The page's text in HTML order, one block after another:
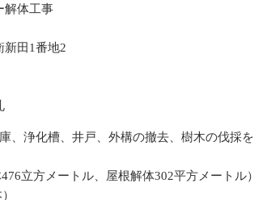
体工事
田1番地2
、浄化槽、井戸、外構の撤去、樹木の伐採を
立方メートル、屋根解体302平方メートル）